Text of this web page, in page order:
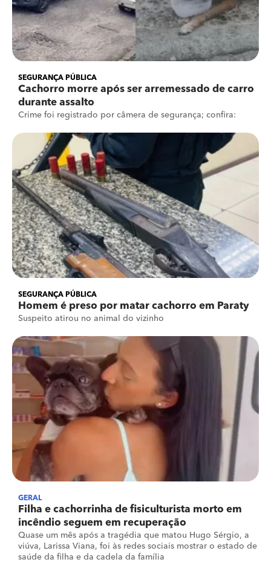
SEGURANÇA PÚBLICA
Cachorro morre após ser arremessado de carro
durante assalto
Crime foi registrado por câmera de segurança; confira:
SEGURANÇA PÚBLICA
Homem é preso por matar cachorro em Paraty
Suspeito atirou no animal do vizinho
GERAL
Filha e cachorrinha de fisiculturista morto em
incêndio seguem em recuperação
Quase um mês após a tragédia que matou Hugo Sérgio, a
viúva, Larissa Viana, foi às redes sociais mostrar o estado de
saúde da filha e da cadela da família